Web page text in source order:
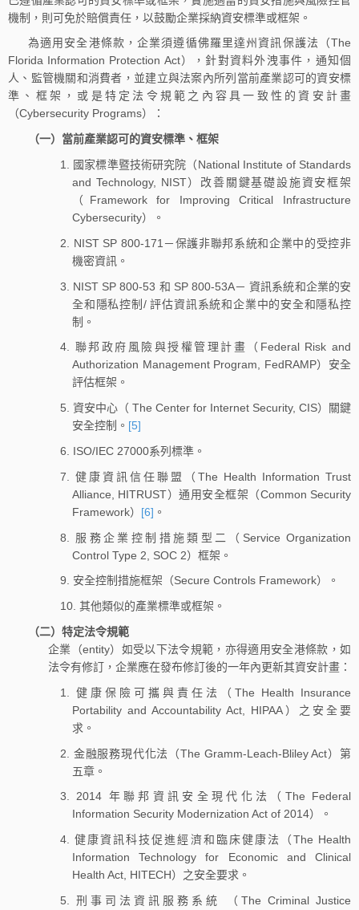
機制，則可免於賠償責任，以鼓勵企業採納資安標準或框架。
為適用安全港條款，企業須遵循佛羅里達州資訊保護法（The
Florida Information Protection Act），針對資料外洩事件，通知個
人、監管機關和消費者，並建立與法案內所列當前產業認可的資安標
準、框架，或是特定法令規範之內容具一致性的資安計畫
（Cybersecurity Programs）：
（一）當前產業認可的資安標準、框架
1. 國家標準暨技術研究院（National Institute of Standards
and Technology, NIST）改善關鍵基礎設施資安框架
（Framework for Improving Critical Infrastructure
Cybersecurity）。
2. NIST SP 800-171－保護非聯邦系統和企業中的受控非
機密資訊。
3. NIST SP 800-53 和 SP 800-53A－ 資訊系統和企業的安
全和隱私控制/ 評估資訊系統和企業中的安全和隱私控
制。
4. 聯邦政府風險與授權管理計畫（Federal Risk and
Authorization Management Program, FedRAMP）安全
評估框架。
5. 資安中心（ The Center for Internet Security, CIS）關鍵
安全控制。 [5]
6. ISO/IEC 27000系列標準。
7. 健康資訊信任聯盟（The Health Information Trust
Alliance, HITRUST）通用安全框架（Common Security
Framework） [6] 。
8. 服務企業控制措施類型二（Service Organization
Control Type 2, SOC 2）框架。
9. 安全控制措施框架（Secure Controls Framework）。
10. 其他類似的產業標準或框架。
（二）特定法令規範
企業（entity）如受以下法令規範，亦得適用安全港條款，如
法令有修訂，企業應在發布修訂後的一年內更新其資安計畫：
1. 健康保險可攜與責任法（The Health Insurance
Portability and Accountability Act, HIPAA）之安全要
求。
2. 金融服務現代化法（The Gramm-Leach-Bliley Act）第
五章。
3. 2014 年聯邦資訊安全現代化法（The Federal
Information Security Modernization Act of 2014）。
4. 健康資訊科技促進經濟和臨床健康法（The Health
Information Technology for Economic and Clinical
Health Act, HITECH）之安全要求。
5. 刑事司法資訊服務系統 （The Criminal Justice